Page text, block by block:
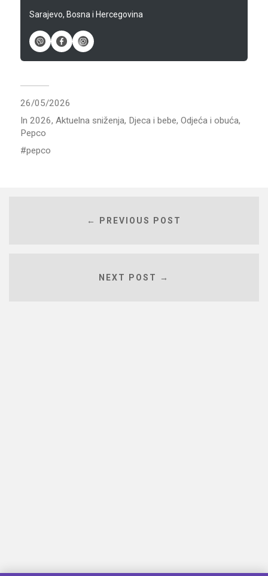
Sarajevo, Bosna i Hercegovina
26/05/2026
In 2026, Aktuelna sniženja, Djeca i bebe, Odjeća i obuća,
Pepco
pepco
← PREVIOUS POST
NEXT POST →